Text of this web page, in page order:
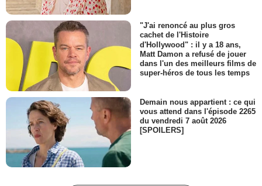
"J'ai renoncé au plus gros
cachet de l'Histoire
d'Hollywood" : il y a 18 ans,
Matt Damon a refusé de jouer
dans l'un des meilleurs films de
super-héros de tous les temps
Demain nous appartient : ce qui
vous attend dans l'épisode 2265
du vendredi 7 août 2026
[SPOILERS]